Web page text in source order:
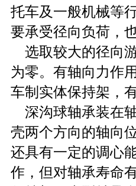
托车及一般机械等
要承受径向负荷，
选取较大的径向
为零。有轴向力作
车制实体保持架，
深沟球轴承装在
壳两个方向的轴向
还具有一定的调心
作，但对轴承寿命